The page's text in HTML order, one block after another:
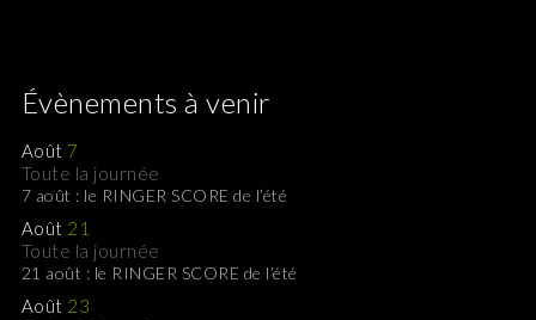
Évènements à venir
Août 7
Toute la journée
7 août : le RINGER SCORE de l’été
Août 21
Toute la journée
21 août : le RINGER SCORE de l’été
Août 23